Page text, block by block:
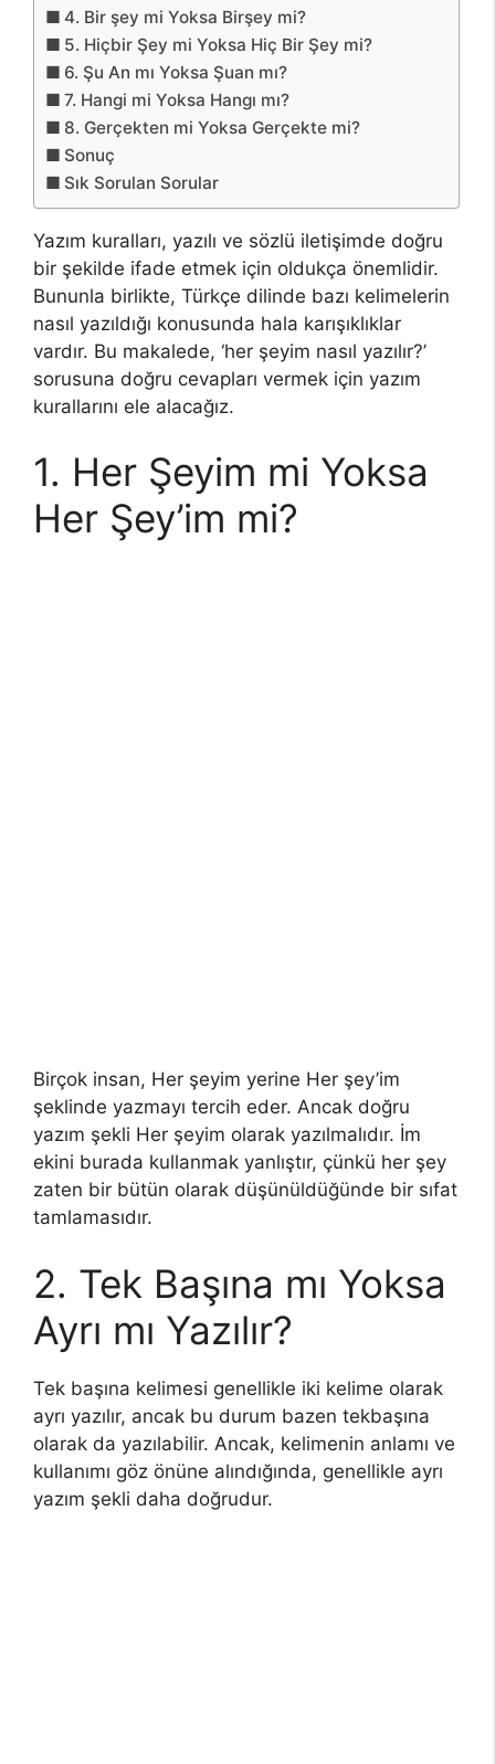
4. Bir şey mi Yoksa Birşey mi?
5. Hiçbir Şey mi Yoksa Hiç Bir Şey mi?
6. Şu An mı Yoksa Şuan mı?
7. Hangi mi Yoksa Hangı mı?
8. Gerçekten mi Yoksa Gerçekte mi?
Sonuç
Sık Sorulan Sorular
Yazım kuralları, yazılı ve sözlü iletişimde doğru
bir şekilde ifade etmek için oldukça önemlidir.
Bununla birlikte, Türkçe dilinde bazı kelimelerin
nasıl yazıldığı konusunda hala karışıklıklar
vardır. Bu makalede, ‘her şeyim nasıl yazılır?’
sorusuna doğru cevapları vermek için yazım
kurallarını ele alacağız.
1. Her Şeyim mi Yoksa
Her Şey’im mi?
Birçok insan, Her şeyim yerine Her şey’im
şeklinde yazmayı tercih eder. Ancak doğru
yazım şekli Her şeyim olarak yazılmalıdır. İm
ekini burada kullanmak yanlıştır, çünkü her şey
zaten bir bütün olarak düşünüldüğünde bir sıfat
tamlamasıdır.
2. Tek Başına mı Yoksa
Ayrı mı Yazılır?
Tek başına kelimesi genellikle iki kelime olarak
ayrı yazılır, ancak bu durum bazen tekbaşına
olarak da yazılabilir. Ancak, kelimenin anlamı ve
kullanımı göz önüne alındığında, genellikle ayrı
yazım şekli daha doğrudur.